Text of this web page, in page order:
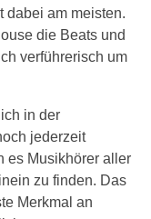
dabei am meisten.
die Beats und
verführerisch um
in der
jederzeit
es Musikhörer aller
zu finden. Das
Merkmal an